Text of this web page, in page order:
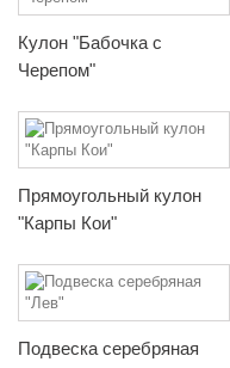
Кулон "Бабочка с
Черепом"
Прямоугольный кулон
"Карпы Кои"
Подвеска серебряная